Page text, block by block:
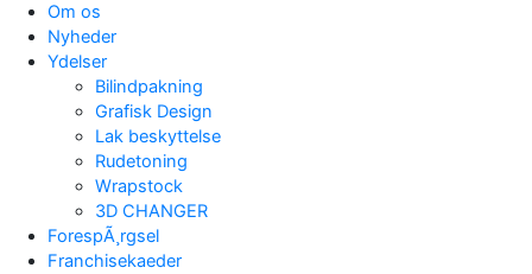
Om os
Nyheder
Ydelser
Bilindpakning
Grafisk Design
Lak beskyttelse
Rudetoning
Wrapstock
3D CHANGER
ForespÃ¸rgsel
Franchisekaeder